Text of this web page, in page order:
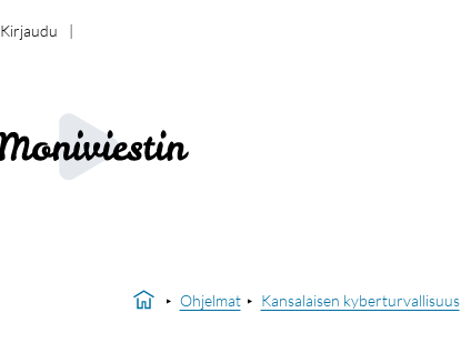
Kirjaudu
Ohjelmat Kansalaisen kyberturvallisuus